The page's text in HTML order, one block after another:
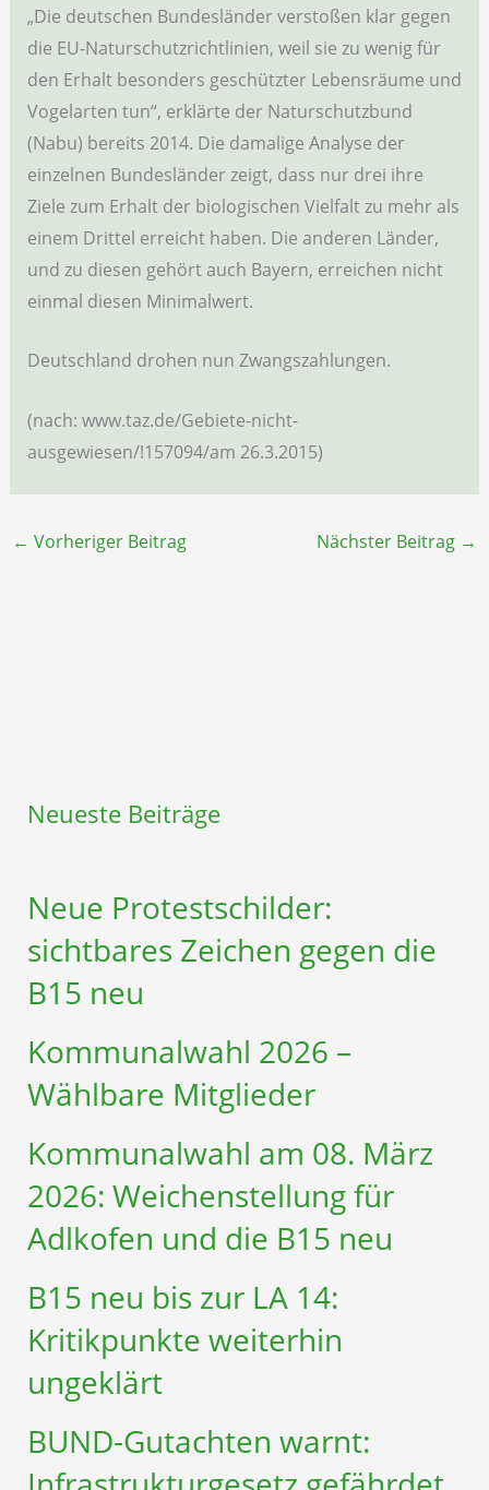
„Die deutschen Bundesländer verstoßen klar gegen
die EU-Naturschutzrichtlinien, weil sie zu wenig für
den Erhalt besonders geschützter Lebensräume und
Vogelarten tun“, erklärte der Naturschutzbund
(Nabu) bereits 2014. Die damalige Analyse der
einzelnen Bundesländer zeigt, dass nur drei ihre
Ziele zum Erhalt der biologischen Vielfalt zu mehr als
einem Drittel erreicht haben. Die anderen Länder,
und zu diesen gehört auch Bayern, erreichen nicht
einmal diesen Minimalwert.
Deutschland drohen nun Zwangszahlungen.
(nach: www.taz.de/Gebiete-nicht-
ausgewiesen/!157094/am 26.3.2015)
← Vorheriger Beitrag Nächster Beitrag →
Neueste Beiträge
Neue Protestschilder:
sichtbares Zeichen gegen die
B15 neu
Kommunalwahl 2026 –
Wählbare Mitglieder
Kommunalwahl am 08. März
2026: Weichenstellung für
Adlkofen und die B15 neu
B15 neu bis zur LA 14:
Kritikpunkte weiterhin
ungeklärt
BUND-Gutachten warnt: